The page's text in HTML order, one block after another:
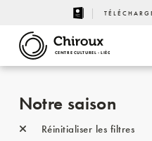
CENTRE CULTUREL - LIÈGE
Notre saison
Réinitialiser les filtres